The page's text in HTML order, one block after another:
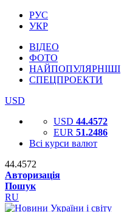
РУС
УКР
ВІДЕО
ФОТО
НАЙПОПУЛЯРНІШІ
СПЕЦПРОЕКТИ
USD
USD 44.4572
EUR 51.2486
Всі курси валют
44.4572
Авторизація
Пошук
RU